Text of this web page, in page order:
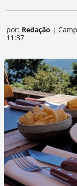
por: Redação |
11:37